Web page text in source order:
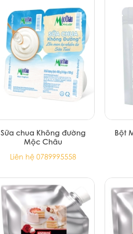
Sữa chua Không đường
Mộc Châu
Liên hệ 0789995558
Bột